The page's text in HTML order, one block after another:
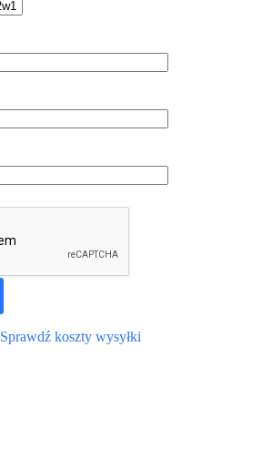
koszty wysyłki